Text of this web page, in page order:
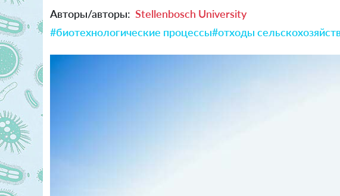
Авторы/авторы: Stellenbosch University
#биотехнологические процессы#отходы